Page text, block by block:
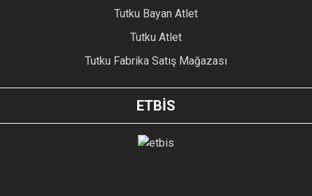
Tutku Bayan Atlet
Tutku Atlet
Tutku Fabrika Satış Mağazası
ETBİS